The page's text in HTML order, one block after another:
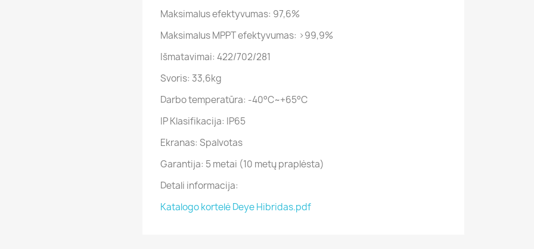
Maksimalus efektyvumas: 97,6%
Maksimalus MPPT efektyvumas: >99,9%
Išmatavimai: 422/702/281
Svoris: 33,6kg
Darbo temperatūra: -40°C~+65°C
IP Klasifikacija: IP65
Ekranas: Spalvotas
Garantija: 5 metai (10 metų praplėsta)
Detali informacija:
Katalogo kortelė Deye Hibridas.pdf